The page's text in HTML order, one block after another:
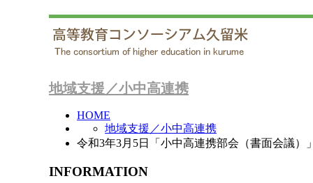
地域支援／小中高連携
HOME
地域支援／小中高連携
令和3年3月5日「小中高連携部会（書面会議）
INFORMATION